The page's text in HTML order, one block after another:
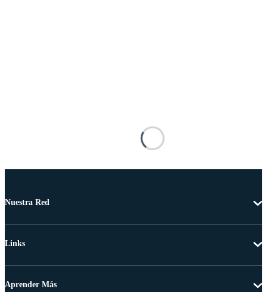
Nuestra Red
Links
Aprender Más